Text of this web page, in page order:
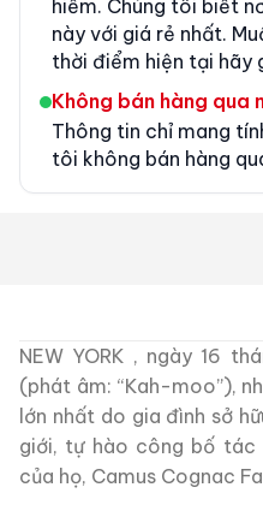
hiếm. Chúng tôi biết
này với giá rẻ nhất.
thời điểm hiện tại hãy
Không bán hàng qua
Thông tin chỉ mang
tôi không bán hàng
NEW YORK , ngày 16
(phát âm: “Kah-moo”),
lớn nhất do gia đình sở
giới, tự hào công bố tác
của họ, Camus Cognac